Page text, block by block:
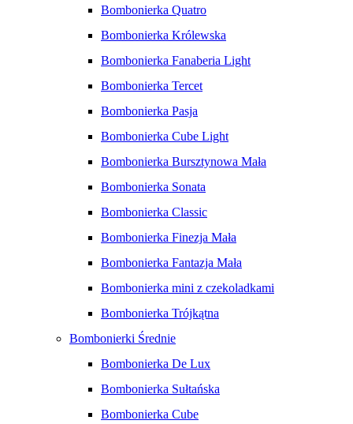
Bombonierka Quatro
Bombonierka Królewska
Bombonierka Fanaberia Light
Bombonierka Tercet
Bombonierka Pasja
Bombonierka Cube Light
Bombonierka Bursztynowa Mała
Bombonierka Sonata
Bombonierka Classic
Bombonierka Finezja Mała
Bombonierka Fantazja Mała
Bombonierka mini z czekoladkami
Bombonierka Trójkątna
Bombonierki Średnie
Bombonierka De Lux
Bombonierka Sułtańska
Bombonierka Cube